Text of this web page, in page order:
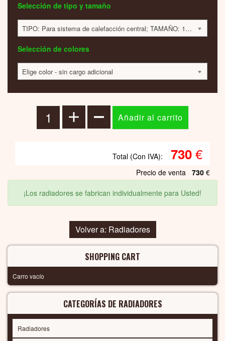
Selección de tipo y tamaño
TIPO: Para sistema de calefacción central; TAMAÑO: 109x520x86mm; 77 VATIOS; 730 EUR
Selección de colores
Elige color - sin cargo adicional
Total (Con IVA): 730€
Precio de venta 730 €
¡Los radiadores se fabrican individualmente para Usted!
Volver a: Radiadores
SHOPPING CART
Carro vacío
CATEGORÍAS DE RADIADORES
Radiadores